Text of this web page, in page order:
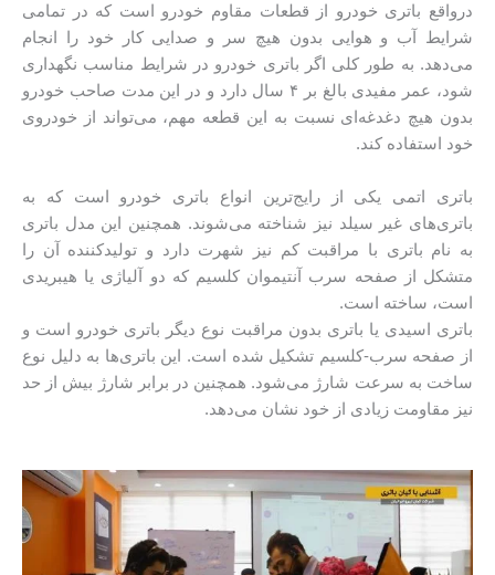
درواقع باتری خودرو از قطعات مقاوم خودرو است که در تمامی
شرایط آب و هوایی بدون هیچ سر و صدایی کار خود را انجام
می‌دهد. به طور کلی اگر باتری خودرو در شرایط مناسب نگهداری
شود، عمر مفیدی بالغ بر ۴ سال دارد و در این مدت صاحب خودرو
بدون هیچ دغدغه‌ای نسبت به این قطعه مهم، می‌تواند از خودروی
خود استفاده کند.
باتری‌ اتمی یکی از رایج‌ترین انواع باتری خودرو است که به
باتری‌های غیر سیلد نیز شناخته می‌شوند. همچنین این مدل باتری
به نام باتری با مراقبت کم‌ نیز شهرت دارد و تولیدکننده آن را
متشکل از صفحه سرب آنتیموان کلسیم که دو آلیاژی یا هیبریدی
است، ساخته است.
باتری اسیدی یا باتری‌ بدون مراقبت نوع دیگر باتری خودرو است و
از صفحه سرب-کلسیم تشکیل شده است. این باتری‌ها به دلیل نوع
ساخت به سرعت شارژ می‌شود. همچنین در برابر شارژ بیش از حد
نیز مقاومت زیادی از خود نشان می‌دهد.